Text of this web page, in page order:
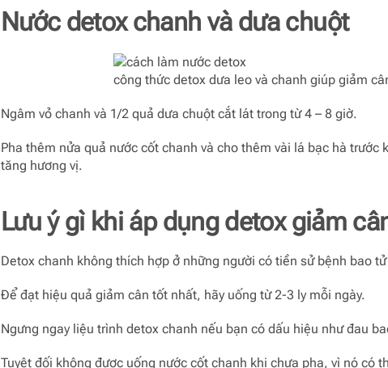
Nước detox chanh và dưa chuột
công thức detox dưa leo và chanh giúp giảm
Ngâm vỏ chanh và 1/2 quả dưa chuột cắt lát trong từ 4 – 8 giờ.
Pha thêm nửa quả nước cốt chanh và cho thêm vài lá bạc hà
tăng hương vị.
Lưu ý gì khi áp dụng detox giảm
Detox chanh không thích hợp ở những người có tiền sử bệnh bao
Để đạt hiệu quả giảm cân tốt nhất, hãy uống từ 2-3 ly mỗi ngày.
Ngưng ngay liệu trình detox chanh nếu bạn có dấu hiệu như đau
Tuyệt đối không được uống nước cốt chanh khi chưa pha, vì nó có